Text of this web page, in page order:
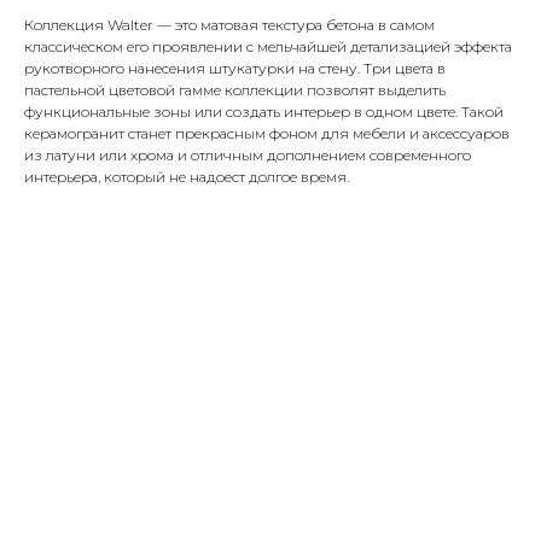
Коллекция Walter — это матовая текстура бетона в самом
классическом его проявлении с мельчайшей детализацией эффекта
рукотворного нанесения штукатурки на стену. Три цвета в
пастельной цветовой гамме коллекции позволят выделить
функциональные зоны или создать интерьер в одном цвете. Такой
керамогранит станет прекрасным фоном для мебели и аксессуаров
из латуни или хрома и отличным дополнением современного
интерьера, который не надоест долгое время.